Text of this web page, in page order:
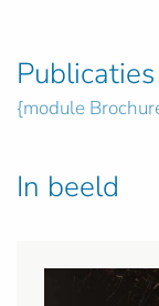
Publicaties
{module
In beeld